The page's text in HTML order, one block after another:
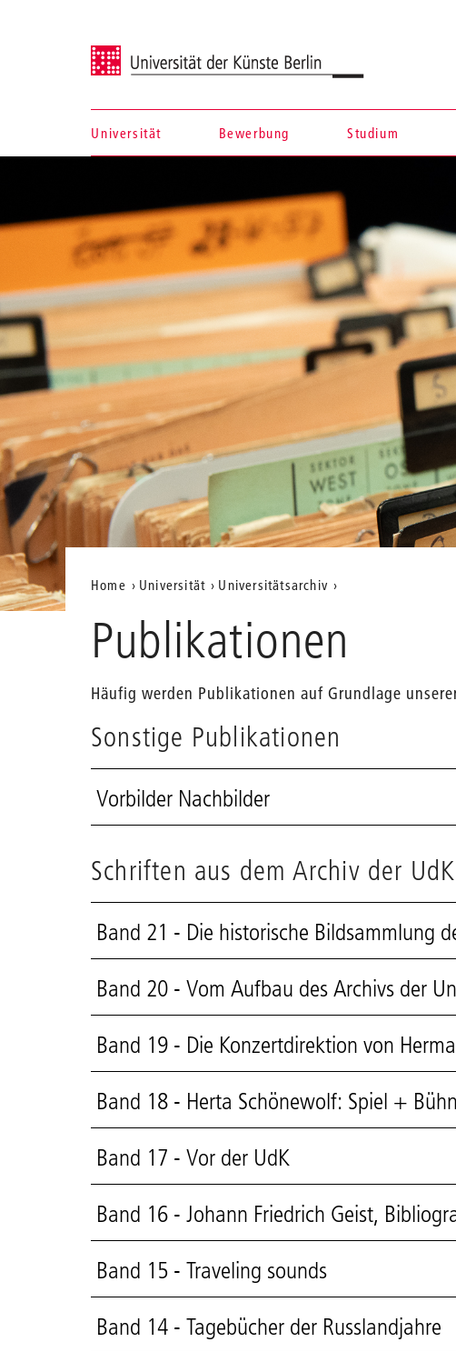
Universität der Künste Berlin
Navigation &
Suche
Universität Bewerbung Studium
Aktuelle
Position
auf
Webseite
Home Universität Universitätsarchiv
Publikationen
Häufig werden Publikationen auf Grundlage
Sonstige Publikationen
Vorbilder Nachbilder
Schriften aus dem Archiv der
Band 21 - Die historische Bildsammlung
Band 20 - Vom Aufbau des Archivs der
Band 19 - Die Konzertdirektion von
Band 18 - Herta Schönewolf: Spiel +
Band 17 - Vor der UdK
Band 16 - Johann Friedrich Geist,
Band 15 - Traveling sounds
Band 14 - Tagebücher der Russlandjahre